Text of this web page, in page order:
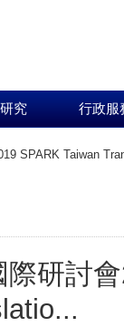
究 行政服
SPARK Taiwan
際研討